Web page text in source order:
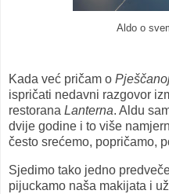
Aldo o
Kada već pričam o
ispričati nedavni razgovor
restorana Lanterna. Aldu
dvije godine i to više
često srećemo, popričamo,
Sjedimo tako jedno
pijuckamo naša makijata i